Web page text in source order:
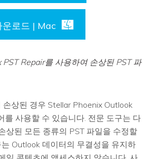
운로드 | Mac
Repair를 사용하여 손상된 PST 파
손상된 경우 Stellar Phoenix Outlook
를 사용할 수 있습니다. 전문 도구는 다
상된 모든 종류의 PST 파일을 수정할
Outlook 데이터의 무결성을 유지하